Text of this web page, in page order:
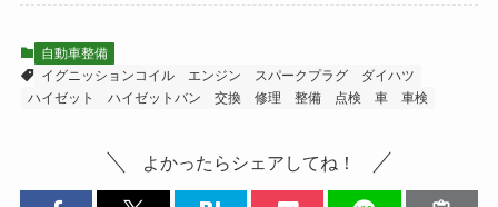
自動車整備
イグニッションコイル
エンジン スパークプラグ
ダイハツ
ハイゼット
ハイゼットバン 交換 修理 整備 点検 車 車検
よかったらシェアしてね！